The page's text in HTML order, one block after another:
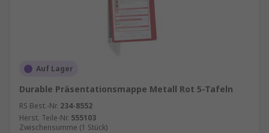
Auf Lager
Durable Präsentationsmappe Metall Rot 5-Tafeln
RS Best.-Nr. 234-8552
Herst. Teile-Nr. 555103
Zwischensumme (1 Stück)